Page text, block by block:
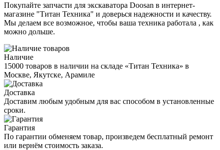
Покупайте запчасти для экскаватора Doosan в интернет-
магазине "Титан Техника" и доверься надежности и качеству.
Мы делаем все возможное, чтобы ваша техника работала , как
можно дольше.
Наличие
15000 товаров в наличии на складе «Титан Техника» в
Москве, Якутске, Арамиле
Доставка
Доставим любым удобным для вас способом в установленные
сроки.
Гарантия
По гарантии обменяем товар, произведем бесплатный ремонт
или вернём стоимость заказа.